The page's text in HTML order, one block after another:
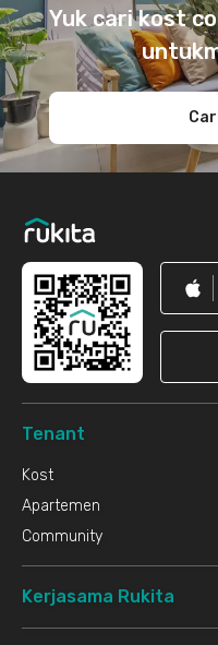
Yuk cari kost
Tenant
Kost
Apartemen
Community
Kerjasama Rukita